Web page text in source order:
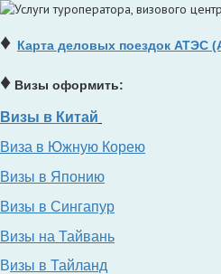
♦ Карта деловых поездок АТЭС
♦ Визы оформить:
Визы в Китай
Виза в Южную Корею
Визы в Японию
Визы в Сингапур
Визы на Тайвань
Визы в Тайланд